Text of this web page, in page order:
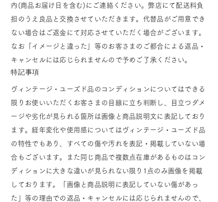
内(商品お届け日を含む)にご連絡ください。弊店にて配送料負
担のうえ良品と交換させていただきます。代替品がご用意でき
ない場合はご返金にて対応させていただく場合がございます。
なお「イメージと違った」等のお客さまのご都合による返品・
キャンセルには応じられませんので予めご了承ください。
特記事項
ヴィンテージ・ユーズド品のコンディションについてはできる
限りお使いいただくお客さまの目線に立ち判断し、目立つダメ
ージや劣化が見られる箇所は画像と商品説明文に表記しており
ます。経年変化や使用感についてはヴィンテージ・ユーズド品
の特性でもあり、すべての傷や汚れを表記・掲載していない場
合もございます。また同じ商品で複数点在庫があるものはコン
ディションに大きな違いが見られない限り1点のみ画像を掲載
しております。「画像と商品説明に表記していない傷があっ
た」等の理由での返品・キャンセルには応じられませんので、